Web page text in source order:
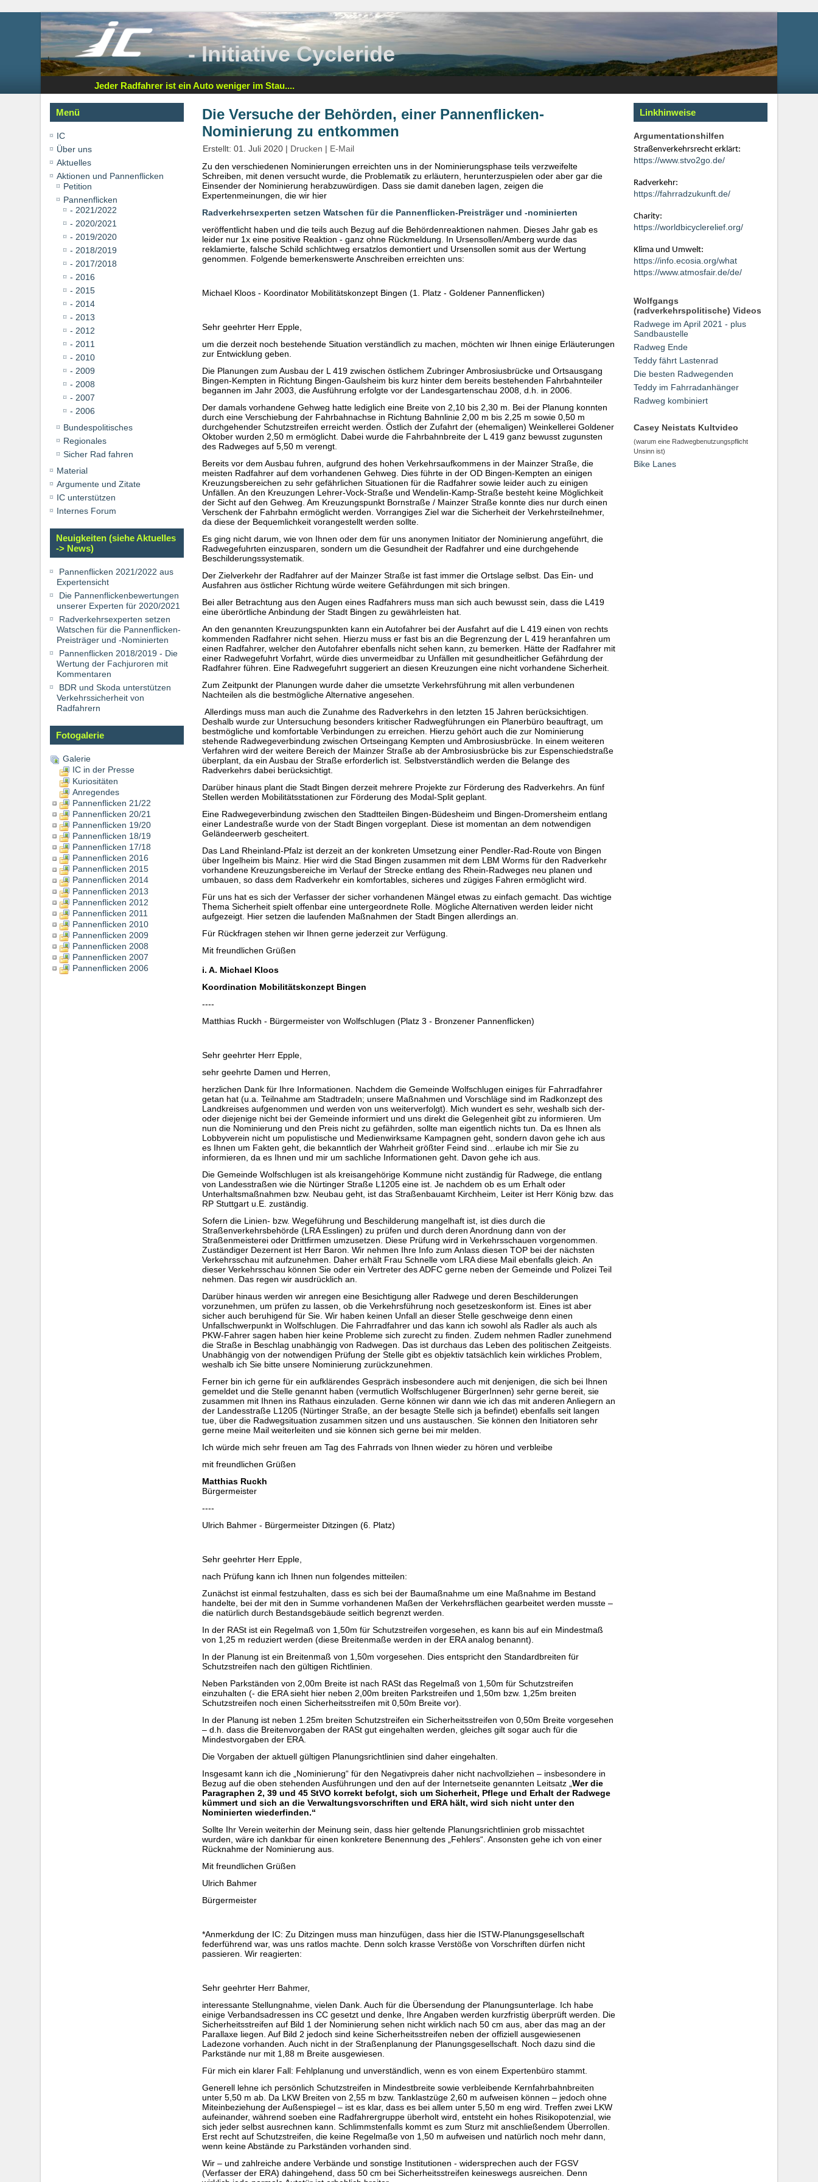
- Initiative Cycleride
Jeder Radfahrer ist ein Auto weniger im Stau....
Menü
IC
Über uns
Aktuelles
Aktionen und Pannenflicken
Petition
Pannenflicken
- 2021/2022
- 2020/2021
- 2019/2020
- 2018/2019
- 2017/2018
- 2016
- 2015
- 2014
- 2013
- 2012
- 2011
- 2010
- 2009
- 2008
- 2007
- 2006
Bundespolitisches
Regionales
Sicher Rad fahren
Material
Argumente und Zitate
IC unterstützen
Internes Forum
Neuigkeiten (siehe Aktuelles
-> News)
Pannenflicken 2021/2022 aus
Expertensicht
Die Pannenflickenbewertungen
unserer Experten für 2020/2021
Radverkehrsexperten setzen
Watschen für die Pannenflicken-
Preisträger und -Nominierten
Pannenflicken 2018/2019 - Die
Wertung der Fachjuroren mit
Kommentaren
BDR und Skoda unterstützen
Verkehrssicherheit von
Radfahrern
Fotogalerie
Galerie
IC in der Presse
Kuriositäten
Anregendes
Pannenflicken 21/22
Pannenflicken 20/21
Pannenflicken 19/20
Pannenflicken 18/19
Pannenflicken 17/18
Pannenflicken 2016
Pannenflicken 2015
Pannenflicken 2014
Pannenflicken 2013
Pannenflicken 2012
Pannenflicken 2011
Pannenflicken 2010
Pannenflicken 2009
Pannenflicken 2008
Pannenflicken 2007
Pannenflicken 2006
Die Versuche der Behörden, einer Pannenflicken-
Nominierung zu entkommen
Erstellt: 01. Juli 2020 | Drucken | E-Mail
Zu den verschiedenen Nominierungen erreichten uns in der Nominierungsphase teils verzweifelte
Schreiben, mit denen versucht wurde, die Problematik zu erläutern, herunterzuspielen oder aber gar die
Einsender der Nominierung herabzuwürdigen. Dass sie damit daneben lagen, zeigen die
Expertenmeinungen, die wir hier
Radverkehrsexperten setzen Watschen für die Pannenflicken-Preisträger und -nominierten
veröffentlicht haben und die teils auch Bezug auf die Behördenreaktionen nahmen. Dieses Jahr gab es
leider nur 1x eine positive Reaktion - ganz ohne Rückmeldung. In Ursensollen/Amberg wurde das
reklamierte, falsche Schild schlichtweg ersatzlos demontiert und Ursensollen somit aus der Wertung
genommen. Folgende bemerkenswerte Anschreiben erreichten uns:
Michael Kloos - Koordinator Mobilitätskonzept Bingen (1. Platz - Goldener Pannenflicken)
Sehr geehrter Herr Epple,
um die derzeit noch bestehende Situation verständlich zu machen, möchten wir Ihnen einige Erläuterungen
zur Entwicklung geben.
Die Planungen zum Ausbau der L 419 zwischen östlichem Zubringer Ambrosiusbrücke und Ortsausgang
Bingen-Kempten in Richtung Bingen-Gaulsheim bis kurz hinter dem bereits bestehenden Fahrbahnteiler
begannen im Jahr 2003, die Ausführung erfolgte vor der Landesgartenschau 2008, d.h. in 2006.
Der damals vorhandene Gehweg hatte lediglich eine Breite von 2,10 bis 2,30 m. Bei der Planung konnten
durch eine Verschiebung der Fahrbahnachse in Richtung Bahnlinie 2,00 m bis 2,25 m sowie 0,50 m
durchgehender Schutzstreifen erreicht werden. Östlich der Zufahrt der (ehemaligen) Weinkellerei Goldener
Oktober wurden 2,50 m ermöglicht. Dabei wurde die Fahrbahnbreite der L 419 ganz bewusst zugunsten
des Radweges auf 5,50 m verengt.
Bereits vor dem Ausbau fuhren, aufgrund des hohen Verkehrsaufkommens in der Mainzer Straße, die
meisten Radfahrer auf dem vorhandenen Gehweg. Dies führte in der OD Bingen-Kempten an einigen
Kreuzungsbereichen zu sehr gefährlichen Situationen für die Radfahrer sowie leider auch zu einigen
Unfällen. An den Kreuzungen Lehrer-Vock-Straße und Wendelin-Kamp-Straße besteht keine Möglichkeit
der Sicht auf den Gehweg. Am Kreuzungspunkt Bornstraße / Mainzer Straße konnte dies nur durch einen
Verschenk der Fahrbahn ermöglicht werden. Vorrangiges Ziel war die Sicherheit der Verkehrsteilnehmer,
da diese der Bequemlichkeit vorangestellt werden sollte.
Es ging nicht darum, wie von Ihnen oder dem für uns anonymen Initiator der Nominierung angeführt, die
Radwegefuhrten einzusparen, sondern um die Gesundheit der Radfahrer und eine durchgehende
Beschilderungssystematik.
Der Zielverkehr der Radfahrer auf der Mainzer Straße ist fast immer die Ortslage selbst. Das Ein- und
Ausfahren aus östlicher Richtung würde weitere Gefährdungen mit sich bringen.
Bei aller Betrachtung aus den Augen eines Radfahrers muss man sich auch bewusst sein, dass die L419
eine überörtliche Anbindung der Stadt Bingen zu gewährleisten hat.
An den genannten Kreuzungspunkten kann ein Autofahrer bei der Ausfahrt auf die L 419 einen von rechts
kommenden Radfahrer nicht sehen. Hierzu muss er fast bis an die Begrenzung der L 419 heranfahren um
einen Radfahrer, welcher den Autofahrer ebenfalls nicht sehen kann, zu bemerken. Hätte der Radfahrer mit
einer Radwegefuhrt Vorfahrt, würde dies unvermeidbar zu Unfällen mit gesundheitlicher Gefährdung der
Radfahrer führen. Eine Radwegefuhrt suggeriert an diesen Kreuzungen eine nicht vorhandene Sicherheit.
Zum Zeitpunkt der Planungen wurde daher die umsetzte Verkehrsführung mit allen verbundenen
Nachteilen als die bestmögliche Alternative angesehen.
Allerdings muss man auch die Zunahme des Radverkehrs in den letzten 15 Jahren berücksichtigen.
Deshalb wurde zur Untersuchung besonders kritischer Radwegführungen ein Planerbüro beauftragt, um
bestmögliche und komfortable Verbindungen zu erreichen. Hierzu gehört auch die zur Nominierung
stehende Radwegeverbindung zwischen Ortseingang Kempten und Ambrosiusbrücke. In einem weiteren
Verfahren wird der weitere Bereich der Mainzer Straße ab der Ambrosiusbrücke bis zur Espenschiedstraße
überplant, da ein Ausbau der Straße erforderlich ist. Selbstverständlich werden die Belange des
Radverkehrs dabei berücksichtigt.
Darüber hinaus plant die Stadt Bingen derzeit mehrere Projekte zur Förderung des Radverkehrs. An fünf
Stellen werden Mobilitätsstationen zur Förderung des Modal-Split geplant.
Eine Radwegeverbindung zwischen den Stadtteilen Bingen-Büdesheim und Bingen-Dromersheim entlang
einer Landestraße wurde von der Stadt Bingen vorgeplant. Diese ist momentan an dem notwendigen
Geländeerwerb gescheitert.
Das Land Rheinland-Pfalz ist derzeit an der konkreten Umsetzung einer Pendler-Rad-Route von Bingen
über Ingelheim bis Mainz. Hier wird die Stad Bingen zusammen mit dem LBM Worms für den Radverkehr
vorhandene Kreuzungsbereiche im Verlauf der Strecke entlang des Rhein-Radweges neu planen und
umbauen, so dass dem Radverkehr ein komfortables, sicheres und zügiges Fahren ermöglicht wird.
Für uns hat es sich der Verfasser der sicher vorhandenen Mängel etwas zu einfach gemacht. Das wichtige
Thema Sicherheit spielt offenbar eine untergeordnete Rolle. Mögliche Alternativen werden leider nicht
aufgezeigt. Hier setzen die laufenden Maßnahmen der Stadt Bingen allerdings an.
Für Rückfragen stehen wir Ihnen gerne jederzeit zur Verfügung.
Mit freundlichen Grüßen
i. A. Michael Kloos
Koordination Mobilitätskonzept Bingen
----
Matthias Ruckh - Bürgermeister von Wolfschlugen (Platz 3 - Bronzener Pannenflicken)
Sehr geehrter Herr Epple,
sehr geehrte Damen und Herren,
herzlichen Dank für Ihre Informationen. Nachdem die Gemeinde Wolfschlugen einiges für Fahrradfahrer
getan hat (u.a. Teilnahme am Stadtradeln; unsere Maßnahmen und Vorschläge sind im Radkonzept des
Landkreises aufgenommen und werden von uns weiterverfolgt). Mich wundert es sehr, weshalb sich der-
oder diejenige nicht bei der Gemeinde informiert und uns direkt die Gelegenheit gibt zu informieren. Um
nun die Nominierung und den Preis nicht zu gefährden, sollte man eigentlich nichts tun. Da es Ihnen als
Lobbyverein nicht um populistische und Medienwirksame Kampagnen geht, sondern davon gehe ich aus
es Ihnen um Fakten geht, die bekanntlich der Wahrheit größter Feind sind…erlaube ich mir Sie zu
informieren, da es Ihnen und mir um sachliche Informationen geht. Davon gehe ich aus.
Die Gemeinde Wolfschlugen ist als kreisangehörige Kommune nicht zuständig für Radwege, die entlang
von Landesstraßen wie die Nürtinger Straße L1205 eine ist. Je nachdem ob es um Erhalt oder
Unterhaltsmaßnahmen bzw. Neubau geht, ist das Straßenbauamt Kirchheim, Leiter ist Herr König bzw. das
RP Stuttgart u.E. zuständig.
Sofern die Linien- bzw. Wegeführung und Beschilderung mangelhaft ist, ist dies durch die
Straßenverkehrsbehörde (LRA Esslingen) zu prüfen und durch deren Anordnung dann von der
Straßenmeisterei oder Drittfirmen umzusetzen. Diese Prüfung wird in Verkehrsschauen vorgenommen.
Zuständiger Dezernent ist Herr Baron. Wir nehmen Ihre Info zum Anlass diesen TOP bei der nächsten
Verkehrsschau mit aufzunehmen. Daher erhält Frau Schnelle vom LRA diese Mail ebenfalls gleich. An
dieser Verkehrsschau können Sie oder ein Vertreter des ADFC gerne neben der Gemeinde und Polizei Teil
nehmen. Das regen wir ausdrücklich an.
Darüber hinaus werden wir anregen eine Besichtigung aller Radwege und deren Beschilderungen
vorzunehmen, um prüfen zu lassen, ob die Verkehrsführung noch gesetzeskonform ist. Eines ist aber
sicher auch beruhigend für Sie. Wir haben keinen Unfall an dieser Stelle geschweige denn einen
Unfallschwerpunkt in Wolfschlugen. Die Fahrradfahrer und das kann ich sowohl als Radler als auch als
PKW-Fahrer sagen haben hier keine Probleme sich zurecht zu finden. Zudem nehmen Radler zunehmend
die Straße in Beschlag unabhängig von Radwegen. Das ist durchaus das Leben des politischen Zeitgeists.
Unabhängig von der notwendigen Prüfung der Stelle gibt es objektiv tatsächlich kein wirkliches Problem,
weshalb ich Sie bitte unsere Nominierung zurückzunehmen.
Ferner bin ich gerne für ein aufklärendes Gespräch insbesondere auch mit denjenigen, die sich bei Ihnen
gemeldet und die Stelle genannt haben (vermutlich Wolfschlugener BürgerInnen) sehr gerne bereit, sie
zusammen mit Ihnen ins Rathaus einzuladen. Gerne können wir dann wie ich das mit anderen Anliegern an
der Landesstraße L1205 (Nürtinger Straße, an der besagte Stelle sich ja befindet) ebenfalls seit langen
tue, über die Radwegsituation zusammen sitzen und uns austauschen. Sie können den Initiatoren sehr
gerne meine Mail weiterleiten und sie können sich gerne bei mir melden.
Ich würde mich sehr freuen am Tag des Fahrrads von Ihnen wieder zu hören und verbleibe
mit freundlichen Grüßen
Matthias Ruckh
Bürgermeister
----
Ulrich Bahmer - Bürgermeister Ditzingen (6. Platz)
Sehr geehrter Herr Epple,
nach Prüfung kann ich Ihnen nun folgendes mitteilen:
Zunächst ist einmal festzuhalten, dass es sich bei der Baumaßnahme um eine Maßnahme im Bestand
handelte, bei der mit den in Summe vorhandenen Maßen der Verkehrsflächen gearbeitet werden musste –
die natürlich durch Bestandsgebäude seitlich begrenzt werden.
In der RASt ist ein Regelmaß von 1,50m für Schutzstreifen vorgesehen, es kann bis auf ein Mindestmaß
von 1,25 m reduziert werden (diese Breitenmaße werden in der ERA analog benannt).
In der Planung ist ein Breitenmaß von 1,50m vorgesehen. Dies entspricht den Standardbreiten für
Schutzstreifen nach den gültigen Richtlinien.
Neben Parkständen von 2,00m Breite ist nach RASt das Regelmaß von 1,50m für Schutzstreifen
einzuhalten (- die ERA sieht hier neben 2,00m breiten Parkstreifen und 1,50m bzw. 1,25m breiten
Schutzstreifen noch einen Sicherheitsstreifen mit 0,50m Breite vor).
In der Planung ist neben 1.25m breiten Schutzstreifen ein Sicherheitsstreifen von 0,50m Breite vorgesehen
– d.h. dass die Breitenvorgaben der RASt gut eingehalten werden, gleiches gilt sogar auch für die
Mindestvorgaben der ERA.
Die Vorgaben der aktuell gültigen Planungsrichtlinien sind daher eingehalten.
Insgesamt kann ich die „Nominierung“ für den Negativpreis daher nicht nachvollziehen – insbesondere in
Bezug auf die oben stehenden Ausführungen und den auf der Internetseite genannten Leitsatz „Wer die
Paragraphen 2, 39 und 45 StVO korrekt befolgt, sich um Sicherheit, Pflege und Erhalt der Radwege
kümmert und sich an die Verwaltungsvorschriften und ERA hält, wird sich nicht unter den
Nominierten wiederfinden.“
Sollte Ihr Verein weiterhin der Meinung sein, dass hier geltende Planungsrichtlinien grob missachtet
wurden, wäre ich dankbar für einen konkretere Benennung des „Fehlers“. Ansonsten gehe ich von einer
Rücknahme der Nominierung aus.
Mit freundlichen Grüßen
Ulrich Bahmer
Bürgermeister
*Anmerkdung der IC: Zu Ditzingen muss man hinzufügen, dass hier die ISTW-Planungsgesellschaft
federführend war, was uns ratlos machte. Denn solch krasse Verstöße von Vorschriften dürfen nicht
passieren. Wir reagierten:
Sehr geehrter Herr Bahmer,
interessante Stellungnahme, vielen Dank. Auch für die Übersendung der Planungsunterlage. Ich habe
einige Verbandsadressen ins CC gesetzt und denke, Ihre Angaben werden kurzfristig überprüft werden. Die
Sicherheitsstreifen auf Bild 1 der Nominierung sehen nicht wirklich nach 50 cm aus, aber das mag an der
Parallaxe liegen. Auf Bild 2 jedoch sind keine Sicherheitsstreifen neben der offiziell ausgewiesenen
Ladezone vorhanden. Auch nicht in der Straßenplanung der Planungsgesellschaft. Noch dazu sind die
Parkstände nur mit 1,88 m Breite ausgewiesen.
Für mich ein klarer Fall: Fehlplanung und unverständlich, wenn es von einem Expertenbüro stammt.
Generell lehne ich persönlich Schutzstreifen in Mindestbreite sowie verbleibende Kernfahrbahnbreiten
unter 5,50 m ab. Da LKW Breiten von 2,55 m bzw. Tanklastzüge 2,60 m aufweisen können – jedoch ohne
Miteinbeziehung der Außenspiegel – ist es klar, dass es bei allem unter 5,50 m eng wird. Treffen zwei LKW
aufeinander, während soeben eine Radfahrergruppe überholt wird, entsteht ein hohes Risikopotenzial, wie
sich jeder selbst ausrechnen kann. Schlimmstenfalls kommt es zum Sturz mit anschließendem Überrollen.
Erst recht auf Schutzstreifen, die keine Regelmaße von 1,50 m aufweisen und natürlich noch mehr dann,
wenn keine Abstände zu Parkständen vorhanden sind.
Wir – und zahlreiche andere Verbände und sonstige Institutionen - widersprechen auch der FGSV
(Verfasser der ERA) dahingehend, dass 50 cm bei Sicherheitsstreifen keineswegs ausreichen. Denn
Linkhinweise
Argumentationshilfen
Straßenverkehrsrecht erklärt:
https://www.stvo2go.de/
Radverkehr:
https://fahrradzukunft.de/
Charity:
https://worldbicyclerelief.org/
Klima und Umwelt:
https://info.ecosia.org/what
https://www.atmosfair.de/de/
Wolfgangs
(radverkehrspolitische) Videos
Radwege im April 2021 - plus
Sandbaustelle
Radweg Ende
Teddy fährt Lastenrad
Die besten Radwegenden
Teddy im Fahrradanhänger
Radweg kombiniert
Casey Neistats Kultvideo
(warum eine Radwegbenutzungspflicht
Unsinn ist)
Bike Lanes